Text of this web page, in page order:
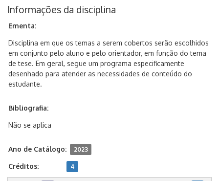
Informações da disciplina
Ementa:
Disciplina em que os temas a serem cobertos serão escolhidos
em conjunto pelo aluno e pelo orientador, em função do tema
de tese. Em geral, segue um programa especificamente
desenhado para atender as necessidades de conteúdo do
estudante.
Bibliografia:
Não se aplica
Ano de Catálogo: 2023
Créditos: 4